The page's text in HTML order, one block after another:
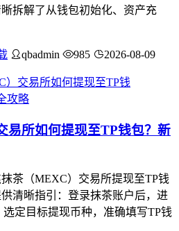
拆解了从钱包初始化、资产充
qbadmin 985 2026-08-09
易所如何提现至TP钱包？新
茶（MEXC）交易所提现至TP钱
清晰指引：登录抹茶账户后，进
选定目标提现币种，准确填写TP钱